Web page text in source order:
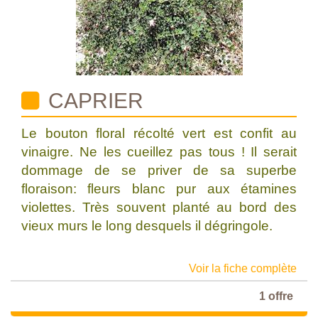
CAPRIER
Le bouton floral récolté vert est confit au
vinaigre. Ne les cueillez pas tous ! Il serait
dommage de se priver de sa superbe
floraison: fleurs blanc pur aux étamines
violettes. Très souvent planté au bord des
vieux murs le long desquels il dégringole.
Voir la fiche complète
1 offre